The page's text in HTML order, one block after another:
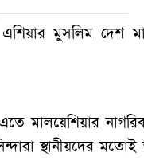
মুসলিম দেশ
মালয়েশিয়ার
স্থানীয়দের মতোই